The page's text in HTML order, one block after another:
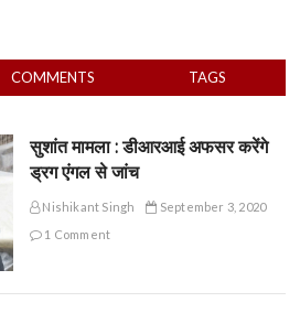
COMMENTS TAGS
सुशांत मामला : डीआरआई अफसर करेंगे
ड्रग एंगल से जांच
Nishikant Singh
September 3, 2020
1 Comment